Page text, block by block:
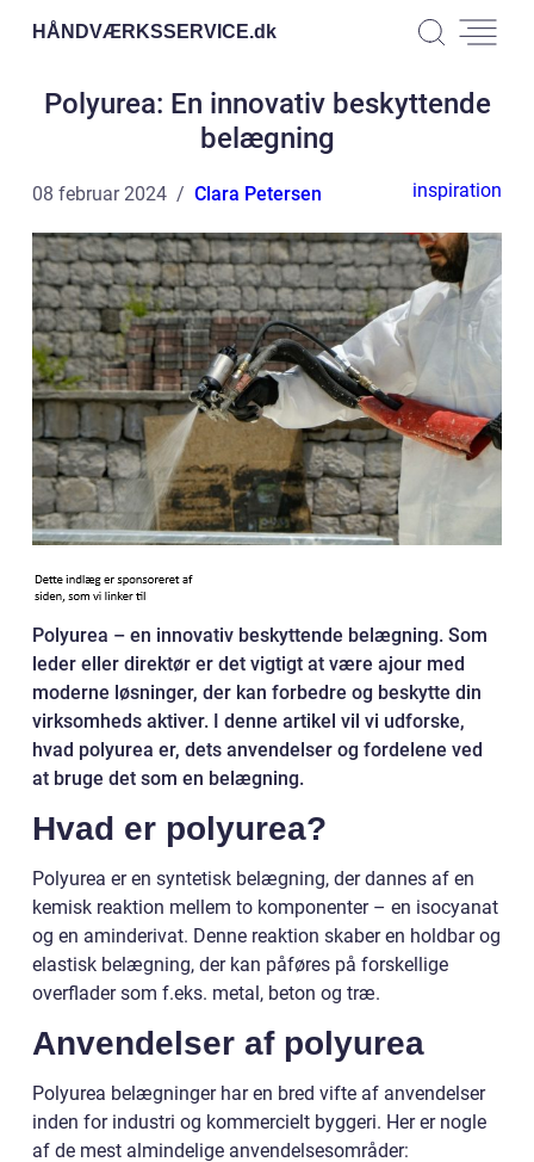
HÅNDVÆRKSSERVICE.dk
Polyurea: En innovativ beskyttende
belægning
08 februar 2024 Clara Petersen inspiration
Polyurea – en innovativ beskyttende belægning. Som
leder eller direktør er det vigtigt at være ajour med
moderne løsninger, der kan forbedre og beskytte din
virksomheds aktiver. I denne artikel vil vi udforske,
hvad polyurea er, dets anvendelser og fordelene ved
at bruge det som en belægning.
Hvad er polyurea?
Polyurea er en syntetisk belægning, der dannes af en
kemisk reaktion mellem to komponenter – en isocyanat
og en aminderivat. Denne reaktion skaber en holdbar og
elastisk belægning, der kan påføres på forskellige
overflader som f.eks. metal, beton og træ.
Anvendelser af polyurea
Polyurea belægninger har en bred vifte af anvendelser
inden for industri og kommercielt byggeri. Her er nogle
af de mest almindelige anvendelsesområder: